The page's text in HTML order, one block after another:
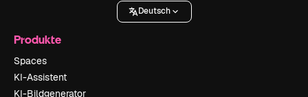
Deutsch
Produkte
Spaces
KI-Assistent
KI-Bildgenerator